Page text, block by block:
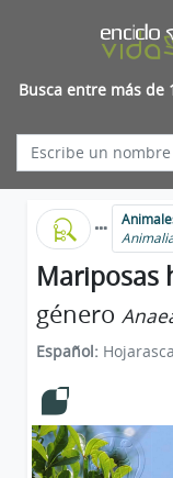
Busca entre más de
Mariposas
género
Español: